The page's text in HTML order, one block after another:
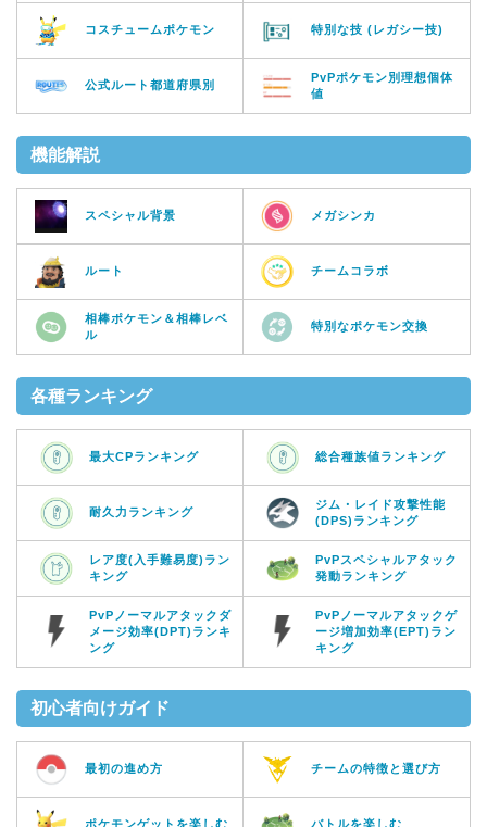
コスチュームポケモン 特別な技 (レガシー技)
公式ルート都道府県別
PvPポケモン別理想個体
値
機能解説
スペシャル背景 メガシンカ
ルート チームコラボ
相棒ポケモン＆相棒レベ
ル
特別なポケモン交換
各種ランキング
最大CPランキング 総合種族値ランキング
耐久力ランキング
ジム・レイド攻撃性能
(DPS)ランキング
レア度(入手難易度)ラン
キング
PvPスペシャルアタック
発動ランキング
PvPノーマルアタックダ
メージ効率(DPT)ランキ
ング
PvPノーマルアタックゲ
ージ増加効率(EPT)ラン
キング
初心者向けガイド
最初の進め方 チームの特徴と選び方
ポケモンゲットを楽しむ バトルを楽しむ